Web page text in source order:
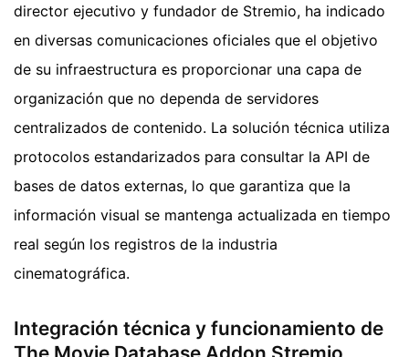
director ejecutivo y fundador de Stremio, ha indicado
en diversas comunicaciones oficiales que el objetivo
de su infraestructura es proporcionar una capa de
organización que no dependa de servidores
centralizados de contenido. La solución técnica utiliza
protocolos estandarizados para consultar la API de
bases de datos externas, lo que garantiza que la
información visual se mantenga actualizada en tiempo
real según los registros de la industria
cinematográfica.
Integración técnica y funcionamiento de